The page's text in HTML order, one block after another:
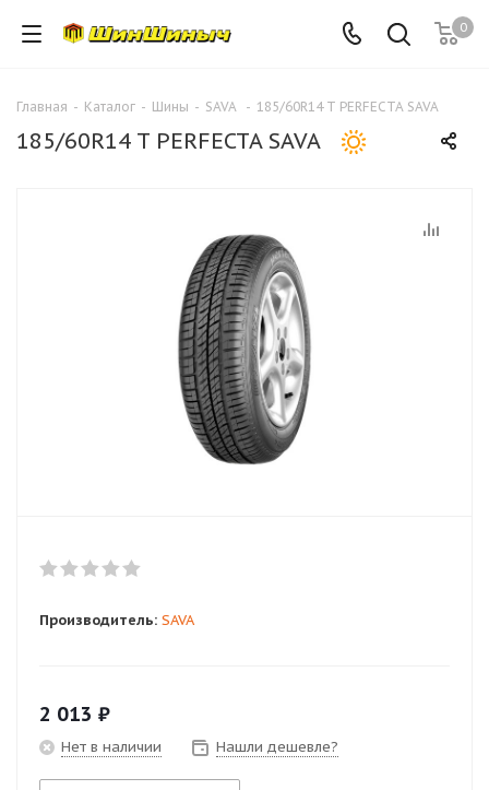
0
Главная - Каталог - Шины - SAVA - 185/60R14 T PERFECTA SAVA
185/60R14 T PERFECTA SAVA
Производитель: SAVA
2 013 ₽
Нет в наличии Нашли дешевле?